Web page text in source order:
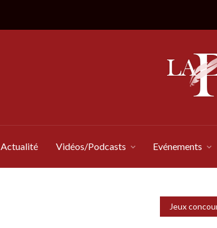
Actualité Vidéos/Podcasts Evénements
Jeux